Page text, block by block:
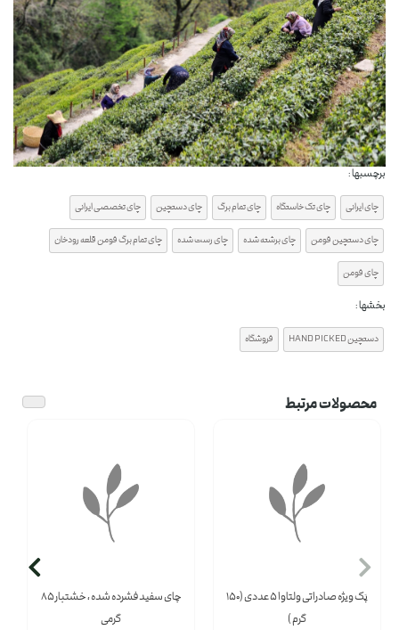
برچسبها :
چای ایرانی چای تک خاستگاه چای تمام برگ چای دستچین چای تخصصی ایرانی
چای دستچین فومن چای برشته شده چای رست شده چای تمام برگ فومن قلعه رودخان
چای فومن
بخشها :
دستچین HAND PICKED فروشگاه
محصولات مرتبط
پَک ویژه صادراتی ولتاوا 5 عددی (150
گرم )
چای سفید فشرده شده ، خشتبار 85
گرمی